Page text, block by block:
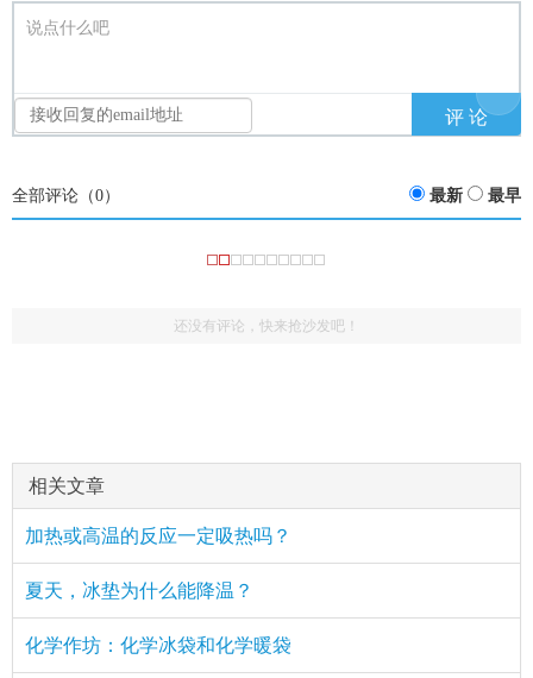
说点什么吧
全部评论（0） 最新 最早
还没有评论，快来抢沙发吧！
相关文章
加热或高温的反应一定吸热吗？
夏天，冰垫为什么能降温？
化学作坊：化学冰袋和化学暖袋